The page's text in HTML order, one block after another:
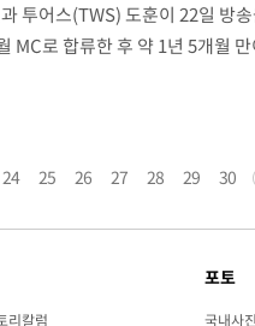
투어스(TWS) 도훈이 22일 방
MC로 합류한 후 약 1년 5개월
에이나와 함께여서 더욱 뜻깊고
24 25 26 27 28 29 30
리칼럼
포토
국내사진